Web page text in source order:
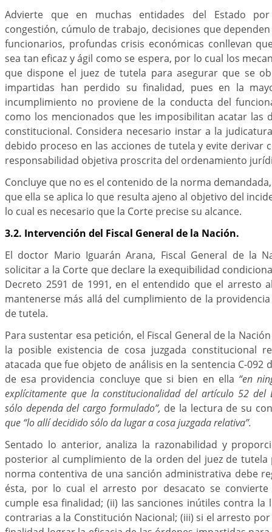
Advierte que en muchas entidades del Estado
congestión, cúmulo de trabajo, decisiones que
funcionarios, profundas crisis económicas conllevan
sea tan eficaz y ágil como se espera, por lo cual los
que dispone el juez de tutela para asegurar que se
impartidas han perdido su finalidad, pues en la
incumplimiento no proviene de la conducta del
como los mencionados que les imposibilitan acatar las
constitucional. Considera necesario instar a la
debido proceso en las acciones de tutela y evite derivar
responsabilidad objetiva proscrita del ordenamiento
Concluye que no es el contenido de la norma
que ella se aplica lo que resulta ajeno al objetivo del
lo cual es necesario que la Corte precise su alcance.
3.2. Intervención del Fiscal General de la Nación.
El doctor Mario Iguarán Arana, Fiscal General de la
solicitar a la Corte que declare la exequibilidad
Decreto 2591 de 1991, en el entendido que el arresto
mantenerse más allá del cumplimiento de la
de tutela.
Para sustentar esa petición, el Fiscal General de la
la posible existencia de cosa juzgada constitucional
atacada que fue objeto de análisis en la sentencia C-092
de esa providencia concluye que si bien en ella “en
explícitamente que la constitucionalidad del artículo 52 del
sólo dependa del cargo formulado”, de la lectura de su
que “lo allí decidido sólo da lugar a cosa juzgada relativa”.
Sentado lo anterior, analiza la razonabilidad y
posterior al cumplimiento de la orden del juez de tutela
norma contentiva de una sanción administrativa debe
ésta, por lo cual el arresto por desacato se
cumple esa finalidad; (ii) las sanciones inútiles contra
contrarias a la Constitución Nacional; (iii) si el arresto